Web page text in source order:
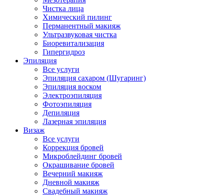
Чистка лица
Химический пилинг
Перманентный макияж
Ультразвуковая чистка
Биоревитализация
Гипергидроз
Эпиляция
Все услуги
Эпиляция сахаром (Шугаринг)
Эпиляция воском
Электроэпиляция
Фотоэпиляция
Депиляция
Лазерная эпиляция
Визаж
Все услуги
Коррекция бровей
Микроблейдинг бровей
Окрашивание бровей
Вечерний макияж
Дневной макияж
Свадебный макияж